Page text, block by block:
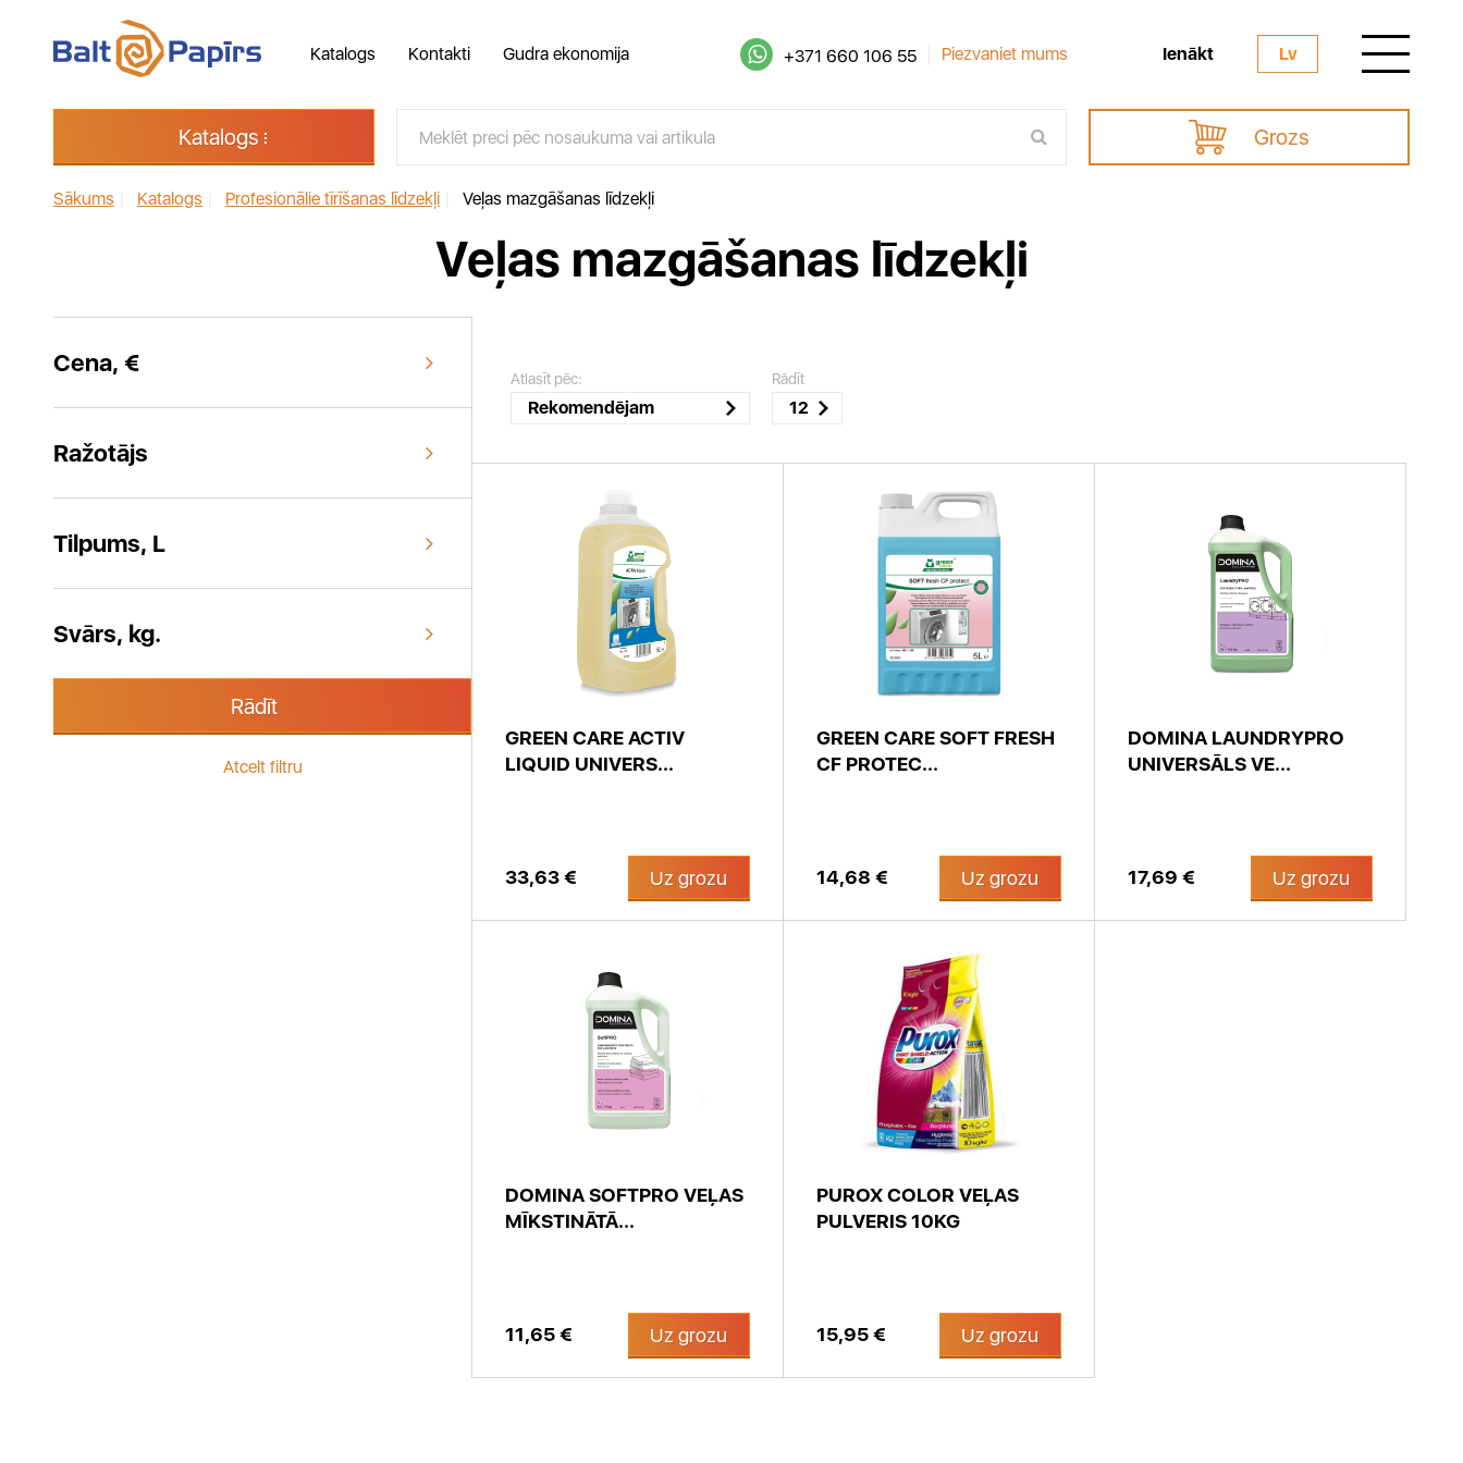
Katalogs Kontakti Gudra ekonomija +371 660 106 55 Piezvaniet mums Ienākt Lv
Katalogs Grozs
Sākums Katalogs Profesionālie tīrīšanas līdzekļi Veļas mazgāšanas līdzekļi
Veļas mazgāšanas līdzekļi
Cena, €
Ražotājs
Tilpums, L
Svārs, kg.
Rādīt
Atcelt filtru
Atlasīt pēc:
Rekomendējam
Rādīt
12
GREEN CARE ACTIV
LIQUID UNIVERS...
33,63 € Uz grozu
GREEN CARE SOFT FRESH
CF PROTEC...
14,68 € Uz grozu
DOMINA LAUNDRYPRO
UNIVERSĀLS VE...
17,69 € Uz grozu
DOMINA SOFTPRO VEĻAS
MĪKSTINĀTĀ...
11,65 € Uz grozu
PUROX COLOR VEĻAS
PULVERIS 10KG
15,95 € Uz grozu